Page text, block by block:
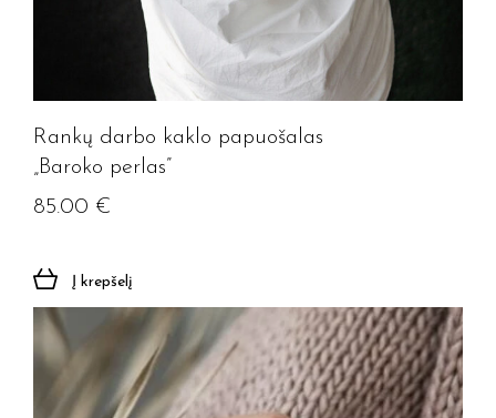
Rankų darbo kaklo papuošalas
„Baroko perlas”
85.00 €
Į krepšelį